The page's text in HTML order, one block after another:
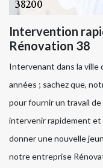
Intervention
Rénovation 38
Intervenant dans la ville
années ; sachez que,
pour fournir un travail
intervenir rapidement
donner une nouvelle
notre entreprise